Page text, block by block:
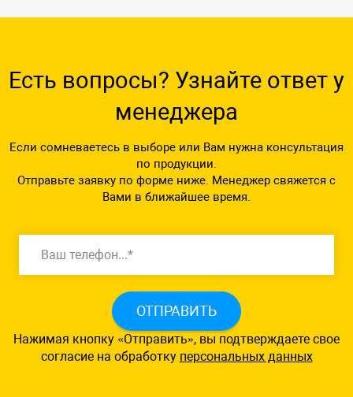
Есть вопросы? Узнайте ответ у
менеджера
Если сомневаетесь в выборе или Вам нужна консультация
по продукции.
Отправьте заявку по форме ниже. Менеджер свяжется с
Вами в ближайшее время.
ОТПРАВИТЬ
Нажимая кнопку «Отправить», вы подтверждаете свое
согласие на обработку персональных данных